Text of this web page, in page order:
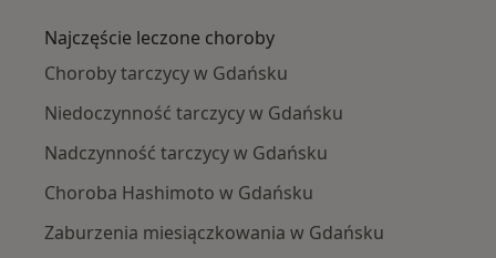
Najczęście leczone choroby
Choroby tarczycy w Gdańsku
Niedoczynność tarczycy w Gdańsku
Nadczynność tarczycy w Gdańsku
Choroba Hashimoto w Gdańsku
Zaburzenia miesiączkowania w Gdańsku